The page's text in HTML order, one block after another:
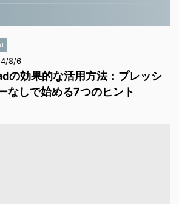
8/6
の効果的な活用方法：プレッシ
なしで始める7つのヒント